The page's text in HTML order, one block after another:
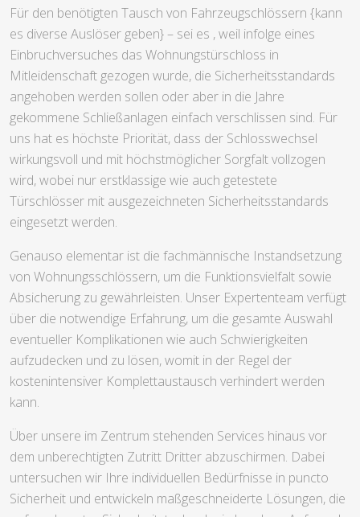
Für den benötigten Tausch von Fahrzeugschlössern {kann
es diverse Auslöser geben} – sei es , weil infolge eines
Einbruchversuches das Wohnungstürschloss in
Mitleidenschaft gezogen wurde, die Sicherheitsstandards
angehoben werden sollen oder aber in die Jahre
gekommene Schließanlagen einfach verschlissen sind. Für
uns hat es höchste Priorität, dass der Schlosswechsel
wirkungsvoll und mit höchstmöglicher Sorgfalt vollzogen
wird, wobei nur erstklassige wie auch getestete
Türschlösser mit ausgezeichneten Sicherheitsstandards
eingesetzt werden.
Genauso elementar ist die fachmännische Instandsetzung
von Wohnungsschlössern, um die Funktionsvielfalt sowie
Absicherung zu gewährleisten. Unser Expertenteam verfügt
über die notwendige Erfahrung, um die gesamte Auswahl
eventueller Komplikationen wie auch Schwierigkeiten
aufzudecken und zu lösen, womit in der Regel der
kostenintensiver Komplettaustausch verhindert werden
kann.
Über unsere im Zentrum stehenden Services hinaus vor
dem unberechtigten Zutritt Dritter abzuschirmen. Dabei
untersuchen wir Ihre individuellen Bedürfnisse in puncto
Sicherheit und entwickeln maßgeschneiderte Lösungen, die